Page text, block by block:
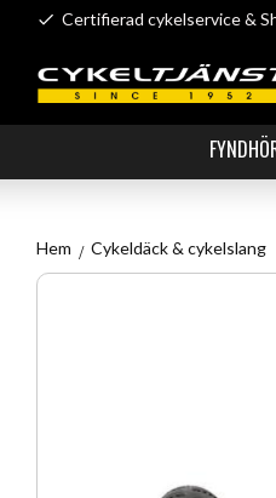
Certifierad cykelservice &
Hem Cykeldäck & cykelslang